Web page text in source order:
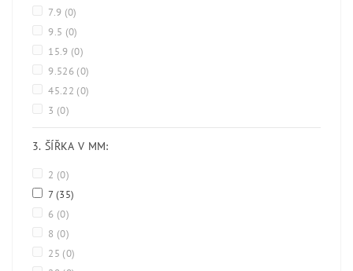
7.9 (0)
9.5 (0)
15.9 (0)
9.526 (0)
45.22 (0)
3 (0)
3. ŠÍŘKA V MM:
2 (0)
7(35)
6 (0)
8 (0)
25 (0)